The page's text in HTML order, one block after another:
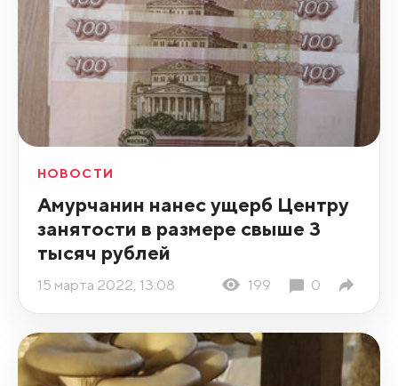
НОВОСТИ
Амурчанин нанес ущерб Центру
занятости в размере свыше 3
тысяч рублей
15 марта 2022, 13:08 199 0